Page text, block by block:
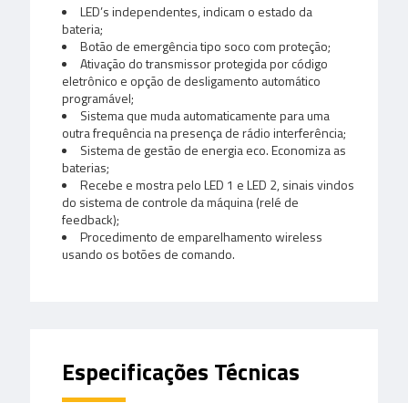
LED’s independentes, indicam o estado da
bateria;
Botão de emergência tipo soco com proteção;
Ativação do transmissor protegida por código
eletrônico e opção de desligamento automático
programável;
Sistema que muda automaticamente para uma
outra frequência na presença de rádio interferência;
Sistema de gestão de energia eco. Economiza as
baterias;
Recebe e mostra pelo LED 1 e LED 2, sinais vindos
do sistema de controle da máquina (relé de
feedback);
Procedimento de emparelhamento wireless
usando os botões de comando.
Especificações Técnicas